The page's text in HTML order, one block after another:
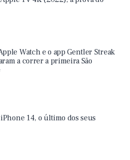
Watch e o app Gentler Streak
a correr a primeira São
14, o último dos seus